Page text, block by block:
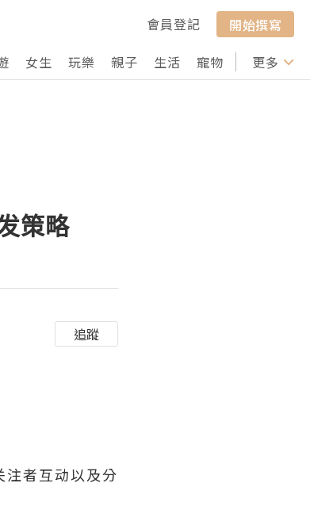
會員登記
開始撰寫
女生 玩樂 親子 生活 寵物 行山 打卡
更多
策略
追蹤
者互动以及分